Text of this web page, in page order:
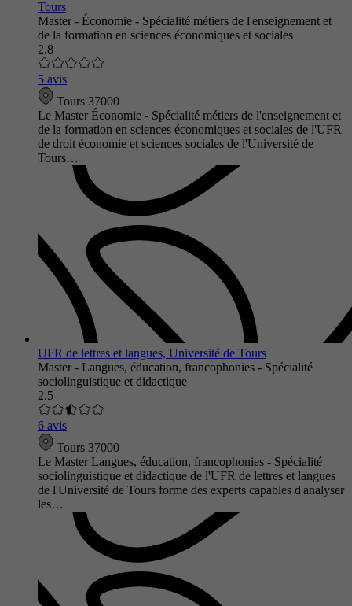
Tours
Master - Économie - Spécialité métiers de l'enseignement et
de la formation en sciences économiques et sociales
2.8
5 avis
Tours 37000
Le Master Économie - Spécialité métiers de l'enseignement et
de la formation en sciences économiques et sociales de l'UFR
de droit économie et sciences sociales de l'Université de
Tours…
UFR de lettres et langues, Université de Tours
Master - Langues, éducation, francophonies - Spécialité
sociolinguistique et didactique
2.5
6 avis
Tours 37000
Le Master Langues, éducation, francophonies - Spécialité
sociolinguistique et didactique de l'UFR de lettres et langues
de l'Université de Tours forme des experts capables d'analyser
les…